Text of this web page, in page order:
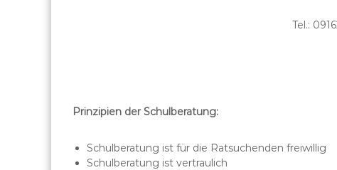
Tel.:
Prinzipien der Schulberatung:
Schulberatung ist für die Ratsuchenden freiwillig
Schulberatung ist vertraulich